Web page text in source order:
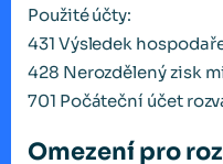
Použité účty:
431 Výsledek
428 Nerozdělený zisk
701 Počáteční účet
Omezení pro